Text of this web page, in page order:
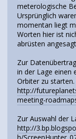
meterologische
Ursprünglich
momentan liegt
Worten hier ist
abrüsten
Zur
in der Lage einen
Orbiter zu starten.
http://
meeting-
Zur Auswahl der
http://